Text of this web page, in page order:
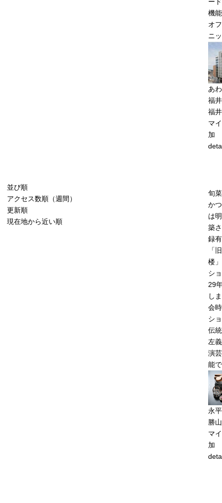
並び順
アクセス数順（週間）
更新順
現在地から近い順
機
オ
ニ
あ
福
福
マ
加
旬
か
は
築
録
「
楼
シ
29
し
会
シ
伝
左
演
能
永
勝
マ
加